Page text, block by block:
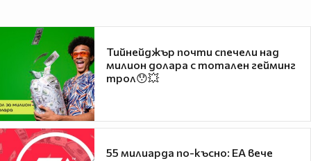
Тийнейджър почти спечели над
милион долара с тотален гейминг
трол😯💥
55 милиарда по-късно: EA вече